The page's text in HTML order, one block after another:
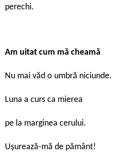
perechi.
Am uitat cum mă cheamă
Nu mai văd o umbră niciunde.
Luna a curs ca mierea
pe la marginea cerului.
Uşurează-mă de pământ!